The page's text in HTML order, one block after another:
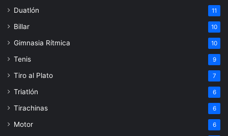
Duatlón 11
Billar 10
Gimnasia Rítmica 10
Tenis 9
Tiro al Plato 7
Triatlón 6
Tirachinas 6
Motor 6